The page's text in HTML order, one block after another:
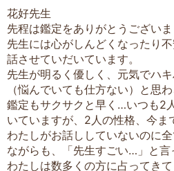
花好先生
先程は鑑定をありがとうございま
先生には心がしんどくなったり
話させていだいています。
先生が明るく優しく、元気でハキ
（悩んでいても仕方ない）と思
鑑定もサクサクと早く…いつも2
いていますが、2人の性格、今ま
わたしがお話ししていないのに
ながらも、「先生すごい…」と言
わたしは数多くの方に占ってき